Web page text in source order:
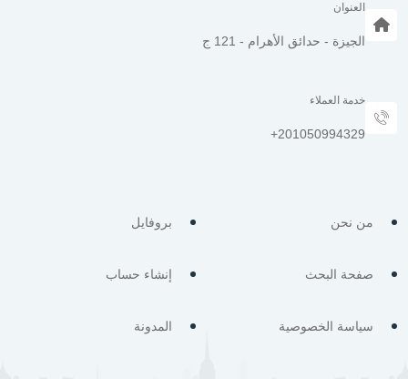
العنوان
الجيزة - حدائق الأهرام - 121 ج
خدمة العملاء
من نحن
صفحة البحث
سياسة الخصوصية
بروفايل
إنشاء حساب
المدونة